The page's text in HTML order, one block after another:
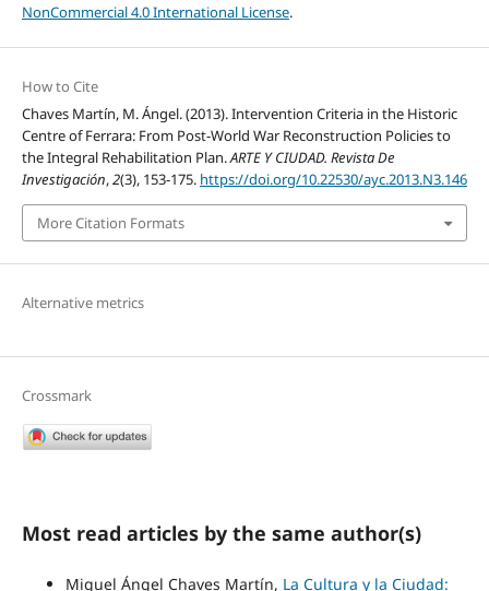
NonCommercial 4.0 International License.
How to Cite
Chaves Martín, M. Ángel. (2013). Intervention Criteria in the Historic
Centre of Ferrara: From Post-World War Reconstruction Policies to
the Integral Rehabilitation Plan.ARTE Y CIUDAD. Revista De
Investigación,2(3), 153-175. https://doi.org/10.22530/ayc.2013.N3.146
More Citation Formats
Alternative metrics
Crossmark
Most read articles by the same author(s)
Miguel Ángel Chaves Martín, La Cultura y la Ciudad: